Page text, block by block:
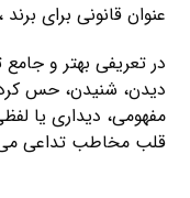
عنوان قانونی برای
در تعریفی بهتر و
دیدن، شنیدن، حس
مفهومی، دیداری یا
قلب مخاطب تداعی